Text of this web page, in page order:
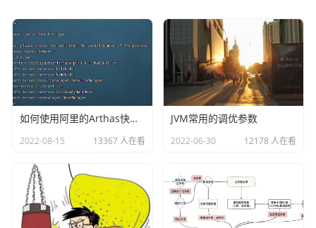
......
这些命令大家在日常的工作中多敲下，随着熟练度的提升，
相应的应用也会更加得心应手。
真正的成长, 源于内心的觉醒和不懈的努力, 你的信念
如何使用阿里的Arthas快速定位正在线上运行的程序问题
2022-08-15 13367 人在看
JVM常用的调优参数
2022-06-30 12178 人在看